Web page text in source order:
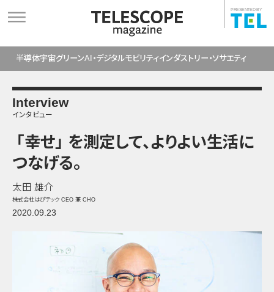
PRESENTED BY
半導体宇宙グリーンAI・デジタルモビリティインダストリー・ソサエティ
Interview
インタビュー
「幸せ」 を測定して、よりよい生活に
つなげる。
太田 雄介
株式会社はぴテック CEO 兼 CHO
2020.09.23